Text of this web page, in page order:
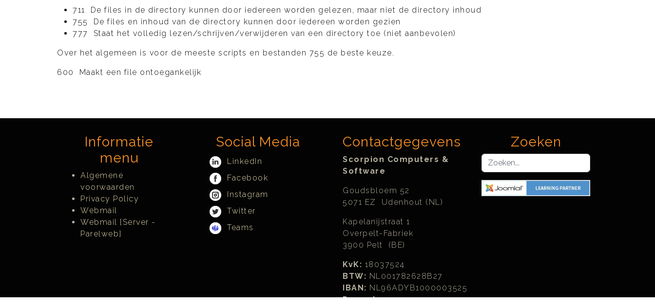
711 De files in de directory kunnen door iedereen worden gelezen, maar niet de directory inhoud
755 De files en inhoud van de directory kunnen door iedereen worden gezien
777 Staat het volledig lezen/schrijven/verwijderen van een directory toe (niet aanbevolen)
Over het algemeen is voor de meeste scripts en bestanden 755 de beste keuze.
600 Maakt een file ontoegankelijk
Informatie
menu
Algemene
voorwaarden
Privacy Policy
Webmail
Webmail [Server -
Parelweb]
Social Media
LinkedIn
Facebook
Instagram
Twitter
Teams
Contactgegevens
Scorpion Computers &
Software
Goudsbloem 52
5071 EZ Udenhout (NL)
Kapelanijstraat 1
Overpelt-Fabriek
3900 Pelt (BE)
KvK: 18037524
BTW: NL001782628B27
IBAN: NL96ADYB1000003525
Peppol:
Zoeken
Zoeken...